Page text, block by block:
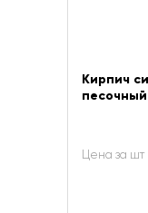
Кирпич
Цена за шт